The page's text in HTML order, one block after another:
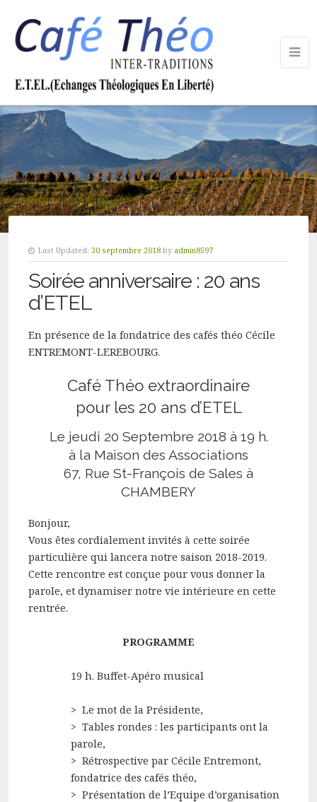
Last Updated: 30 septembre 2018 by admin8597
Soirée anniversaire : 20 ans
d’ETEL
En présence de la fondatrice des cafés théo Cécile
ENTREMONT-LEREBOURG.
Café Théo extraordinaire
pour les 20 ans d’ETEL
Le jeudi 20 Septembre 2018 à 19 h.
à la Maison des Associations
67, Rue St-François de Sales à
CHAMBERY
Bonjour,
Vous êtes cordialement invités à cette soirée
particulière qui lancera notre saison 2018-2019.
Cette rencontre est conçue pour vous donner la
parole, et dynamiser notre vie intérieure en cette
rentrée.
PROGRAMME
19 h. Buffet-Apéro musical
> Le mot de la Présidente,
> Tables rondes : les participants ont la
parole,
> Rétrospective par Cécile Entremont,
fondatrice des cafés théo,
> Présentation de l’Equipe d’organisation